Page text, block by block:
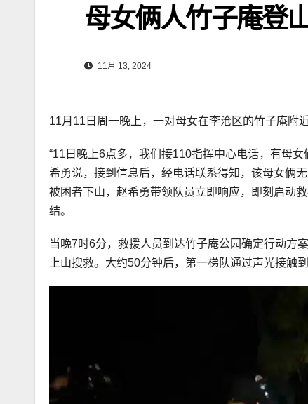
母女俩人竹子庵登
11月 13, 2024
11月11日周一晚上，一对母女在李沧区的竹子庵附
“11日晚上6点多，我们接110指挥中心电话，有母
希勇说，接到信息后，经电话联系得知，该母女俩
被困者下山，赵希勇带领队员立即响应，即刻启动
结。
当晚7时6分，救援人员到达竹子庵公园确定行动方
上山搜救。大约50分钟后，第一梯队通过声光接触